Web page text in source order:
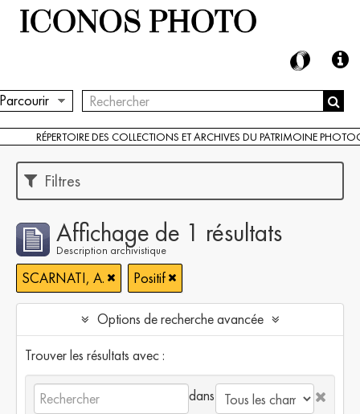
RÉPERTOIRE DES COLLECTIONS ET ARCHIVES DU PATRIMOINE
Filtres
Affichage de 1 résultats
Description archivistique
SCARNATI, A. Positif
Options de recherche avancée
Trouver les résultats avec :
dans